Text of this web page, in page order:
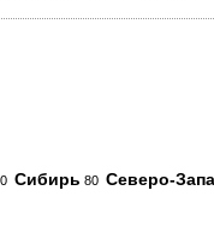
Сибирь 80 Северо-